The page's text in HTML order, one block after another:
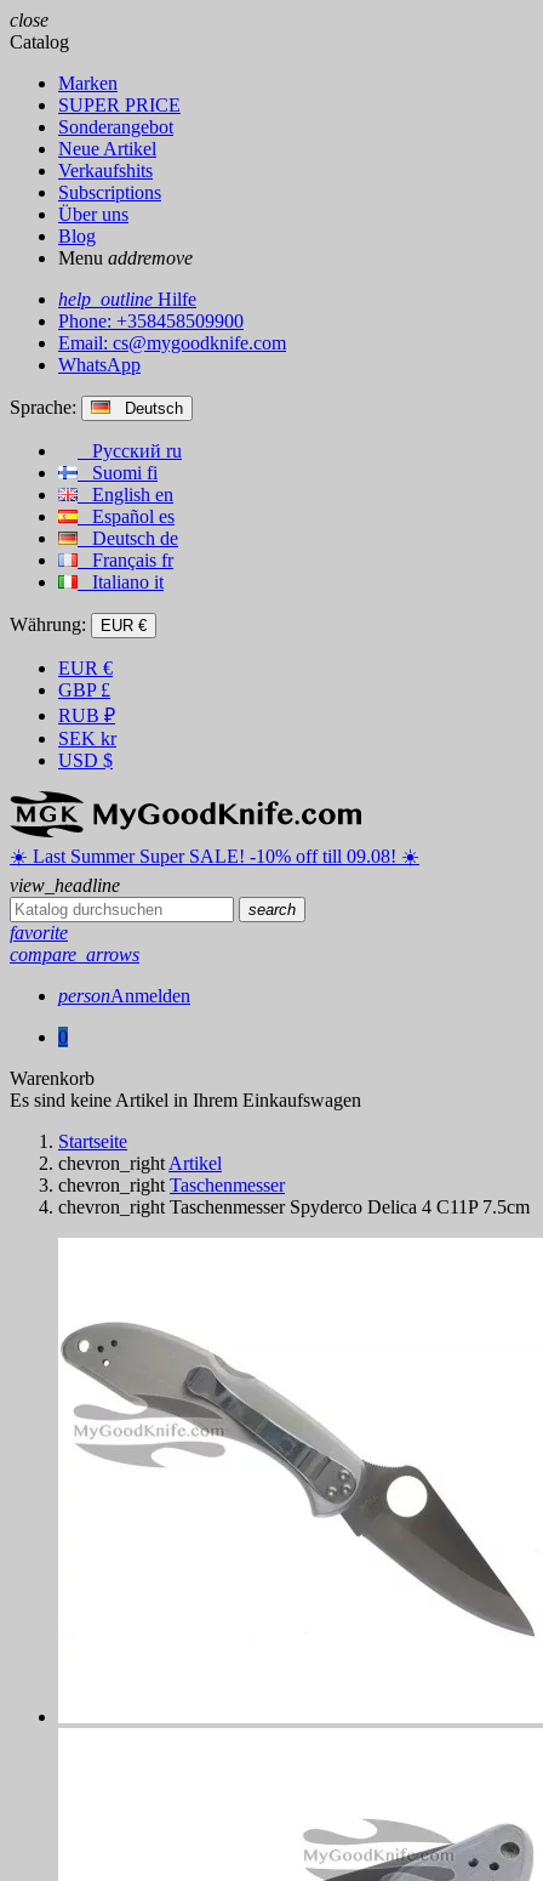
close
Catalog
Marken
SUPER PRICE
Sonderangebot
Neue Artikel
Verkaufshits
Subscriptions
Über uns
Blog
Menu addremove
help_outline Hilfe
Phone: +358458509900
Email: cs@mygoodknife.com
WhatsApp
Sprache: Deutsch
Русский ru
Suomi fi
English en
Español es
Deutsch de
Français fr
Italiano it
Währung: EUR €
EUR €
GBP £
RUB ₽
SEK kr
USD $
☀️ ️Last Summer Super SALE! -10% off till 09.08! ☀️
view_headline
search
favorite
compare_arrows
personAnmelden
0
Warenkorb
Es sind keine Artikel in Ihrem Einkaufswagen
Startseite
chevron_right Artikel
chevron_right Taschenmesser
chevron_right Taschenmesser Spyderco Delica 4 C11P 7.5cm